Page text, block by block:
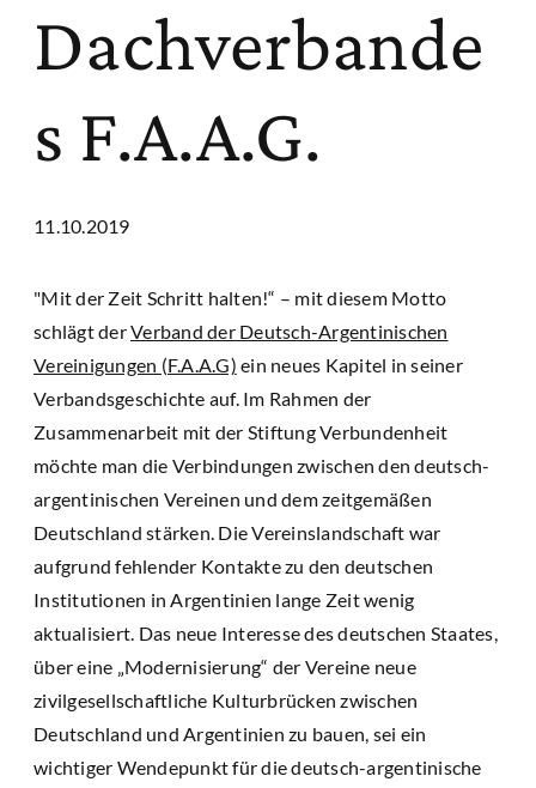
Dachverbande
s F.A.A.G.
11.10.2019
"Mit der Zeit Schritt halten!“ – mit diesem Motto
schlägt derVerband der Deutsch-Argentinischen
Vereinigungen (F.A.A.G) ein neues Kapitel in seiner
Verbandsgeschichte auf. Im Rahmen der
Zusammenarbeit mit der Stiftung Verbundenheit
möchte man die Verbindungen zwischen den deutsch-
argentinischen Vereinen und dem zeitgemäßen
Deutschland stärken. Die Vereinslandschaft war
aufgrund fehlender Kontakte zu den deutschen
Institutionen in Argentinien lange Zeit wenig
aktualisiert. Das neue Interesse des deutschen Staates,
über eine „Modernisierung“ der Vereine neue
zivilgesellschaftliche Kulturbrücken zwischen
Deutschland und Argentinien zu bauen, sei ein
wichtiger Wendepunkt für die deutsch-argentinische